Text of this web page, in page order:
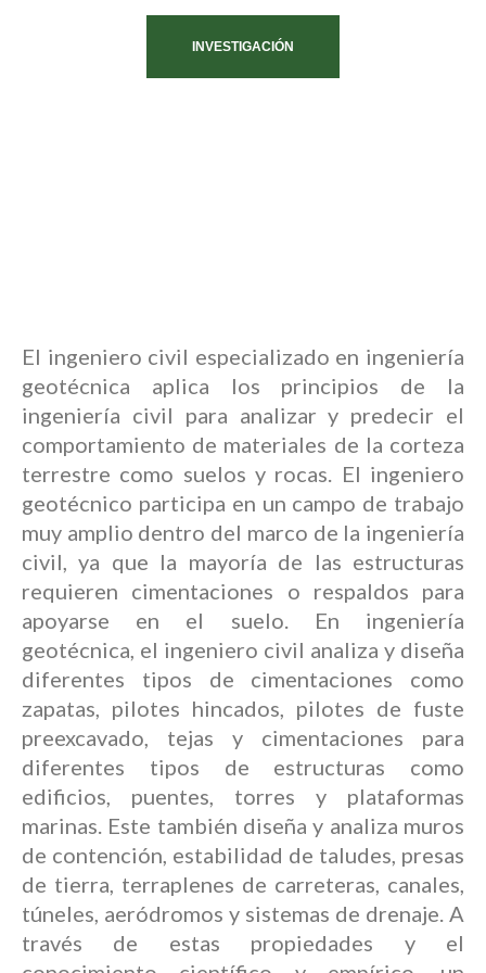
INVESTIGACIÓN
El ingeniero civil especializado en ingeniería
geotécnica aplica los principios de la
ingeniería civil para analizar y predecir el
comportamiento de materiales de la corteza
terrestre como suelos y rocas. El ingeniero
geotécnico participa en un campo de trabajo
muy amplio dentro del marco de la ingeniería
civil, ya que la mayoría de las estructuras
requieren cimentaciones o respaldos para
apoyarse en el suelo. En ingeniería
geotécnica, el ingeniero civil analiza y diseña
diferentes tipos de cimentaciones como
zapatas, pilotes hincados, pilotes de fuste
preexcavado, tejas y cimentaciones para
diferentes tipos de estructuras como
edificios, puentes, torres y plataformas
marinas. Este también diseña y analiza muros
de contención, estabilidad de taludes, presas
de tierra, terraplenes de carreteras, canales,
túneles, aeródromos y sistemas de drenaje. A
través de estas propiedades y el